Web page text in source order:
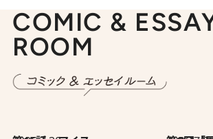
COMIC &
ROOM